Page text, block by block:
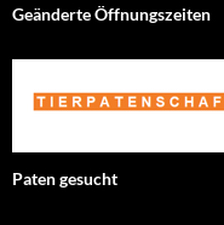
Geänderte Öffnungszeiten
Paten gesucht